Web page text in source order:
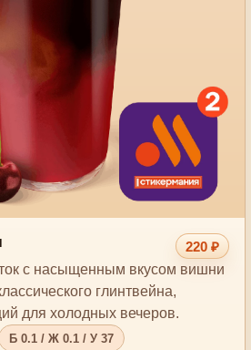
220 ₽
с насыщенным вкусом вишни
глинтвейна,
для холодных вечеров.
Б 0.1 / Ж 0.1 / У 37